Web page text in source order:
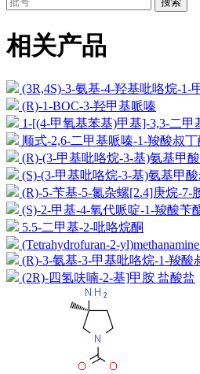
相关产品
(3R,4S)-3-氨基-4-羟基吡咯烷-1-
(R)-1-BOC-3-羟甲基哌嗪
1-[(4-甲氧基苯基)甲基]-3,3-二甲
顺式-2,6-二甲基哌嗪-1-羧酸叔
(R)-(3-甲基吡咯烷-3-基)氨基甲
(S)-(3-甲基吡咯烷-3-基)氨基甲
(R)-5-苄基-5-氮杂螺[2.4]庚烷-7-
(S)-2-甲基-4-氧代哌啶-1-羧酸苄
5.5-二甲基-2-吡咯烷酮
(Tetrahydrofuran-2-
(R)-3-氨基-3-甲基吡咯烷-1-羧酸
(2R)-四氢呋喃-2-基]甲胺 盐酸盐